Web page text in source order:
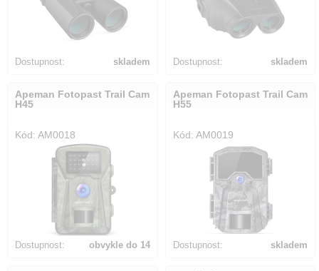
Dostupnost: skladem Dostupnost: skladem
Apeman Fotopast Trail Cam
H45
Kód: AM0018
Dostupnost:
obvykle do 14
Apeman Fotopast Trail Cam
H55
Kód: AM0019
Dostupnost: skladem